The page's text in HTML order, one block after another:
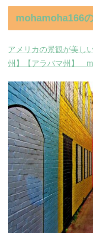
mohamoha166
アメリカの景観が美し
州】【アラバマ州】